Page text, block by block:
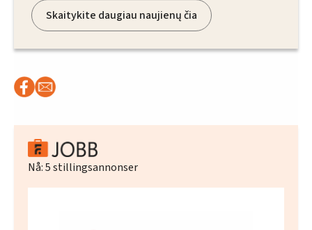
Skaitykite daugiau naujienų čia
Nå:5stillingsannonser